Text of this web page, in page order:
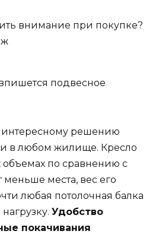
внимание при покупке?
подвесное
интересному решению
в любом жилище. Кресло
по сравнению с
места, вес его
любая потолочная балка
Удобство
покачивания